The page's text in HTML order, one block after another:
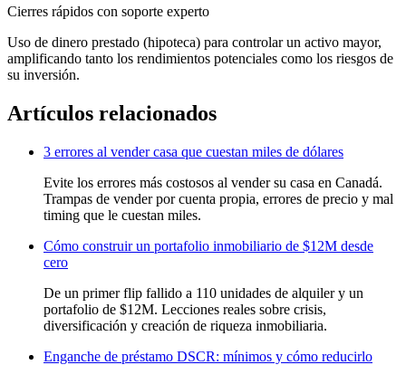
Cierres rápidos con soporte experto
Uso de dinero prestado (hipoteca) para controlar un activo mayor,
amplificando tanto los rendimientos potenciales como los riesgos de
su inversión.
Artículos relacionados
3 errores al vender casa que cuestan miles de dólares
Evite los errores más costosos al vender su casa en Canadá.
Trampas de vender por cuenta propia, errores de precio y mal
timing que le cuestan miles.
Cómo construir un portafolio inmobiliario de $12M desde
cero
De un primer flip fallido a 110 unidades de alquiler y un
portafolio de $12M. Lecciones reales sobre crisis,
diversificación y creación de riqueza inmobiliaria.
Enganche de préstamo DSCR: mínimos y cómo reducirlo